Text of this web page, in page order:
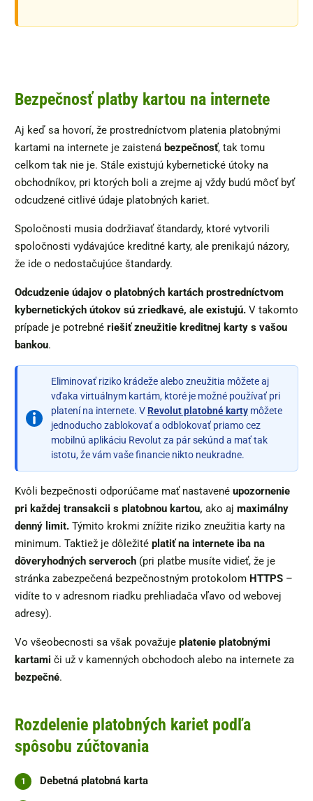
Bezpečnosť platby kartou na internete
Aj keď sa hovorí, že prostredníctvom platenia platobnými
kartami na internete je zaistená bezpečnosť, tak tomu
celkom tak nie je. Stále existujú kybernetické útoky na
obchodníkov, pri ktorých boli a zrejme aj vždy budú môcť byť
odcudzené citlivé údaje platobných kariet.
Spoločnosti musia dodržiavať štandardy, ktoré vytvorili
spoločnosti vydávajúce kreditné karty, ale prenikajú názory,
že ide o nedostačujúce štandardy.
Odcudzenie údajov o platobných kartách prostredníctvom
kybernetických útokov sú zriedkavé, ale existujú. V takomto
prípade je potrebné riešiť zneužitie kreditnej karty s vašou
bankou.
Eliminovať riziko krádeže alebo zneužitia môžete aj
vďaka virtuálnym kartám, ktoré je možné používať pri
platení na internete. VRevolut platobné karty môžete
jednoducho zablokovať a odblokovať priamo cez
mobilnú aplikáciu Revolut za pár sekúnd a mať tak
istotu, že vám vaše financie nikto neukradne.
Kvôli bezpečnosti odporúčame mať nastavené upozornenie
pri každej transakcii s platobnou kartou, ako aj maximálny
denný limit. Týmito krokmi znížite riziko zneužitia karty na
minimum. Taktiež je dôležité platiť na internete iba na
dôveryhodných serveroch (pri platbe musíte vidieť, že je
stránka zabezpečená bezpečnostným protokolom HTTPS –
vidíte to v adresnom riadku prehliadača vľavo od webovej
adresy).
Vo všeobecnosti sa však považuje platenie platobnými
kartami či už v kamenných obchodoch alebo na internete za
bezpečné.
Rozdelenie platobných kariet podľa
spôsobu zúčtovania
Debetná platobná karta